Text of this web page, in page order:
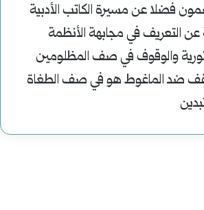
فضلا عن مسيرة الكاتب الأدبية
عن التعريف في مجابهة الأنظمة
والوقوف في صف المظلومين
ضد الماغوط هو في صف الطغاة